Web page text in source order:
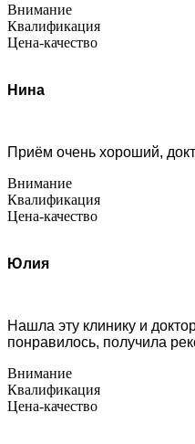
Внимание
Квалификация
Цена-качество
Нина
Приём очень хороший,
Внимание
Квалификация
Цена-качество
Юлия
Нашла эту клинику и
понравилось, получила
Внимание
Квалификация
Цена-качество